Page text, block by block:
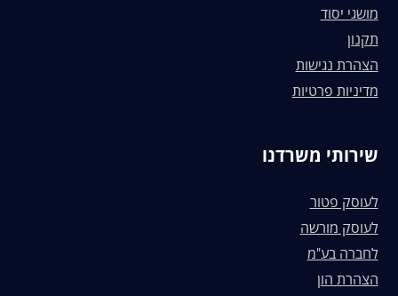
מושגי יסוד
תקנון
הצהרת נגישות
מדיניות פרטיות
שירותי משרדנו
לעוסק פטור
לעוסק מורשה
לחברה בע"מ
הצהרת הון